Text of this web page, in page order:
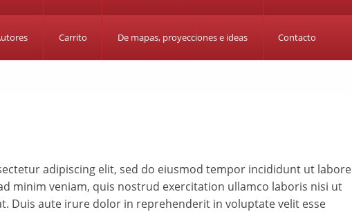
Carrito De mapas, proyecciones e ideas Contacto
adipiscing elit, sed do eiusmod tempor incididunt ut labore
minim veniam, quis nostrud exercitation ullamco laboris nisi ut
Duis aute irure dolor in reprehenderit in voluptate velit esse